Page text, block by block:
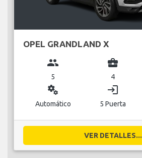
OPEL GRANDLAND X
group
5
business_center
4
miscellaneous_services
Automático
login
5 Puerta
VER DETALLES...